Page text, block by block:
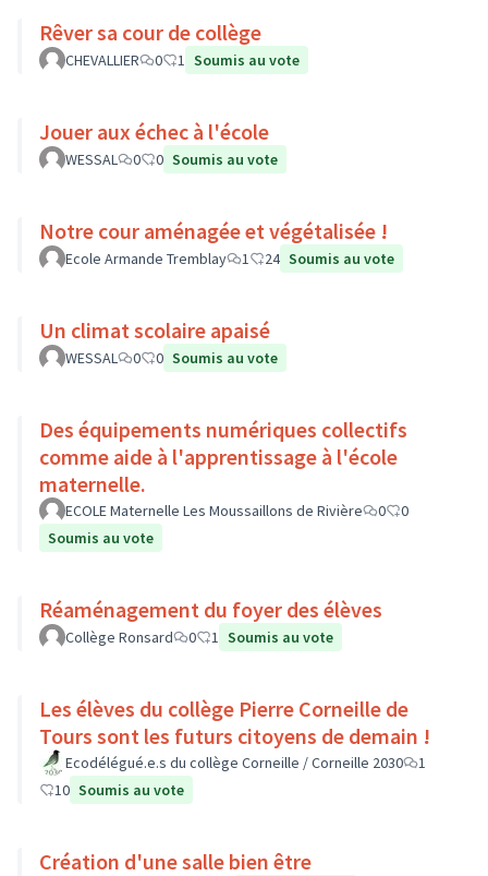
Rêver sa cour de collège
CHEVALLIER 0 1 Soumis au vote
Jouer aux échec à l'école
WESSAL 0 0 Soumis au vote
Notre cour aménagée et végétalisée !
Ecole Armande Tremblay 1 24 Soumis au vote
Un climat scolaire apaisé
WESSAL 0 0 Soumis au vote
Des équipements numériques collectifs
comme aide à l'apprentissage à l'école
maternelle.
ECOLE Maternelle Les Moussaillons de Rivière 0
0
Soumis au vote
Réaménagement du foyer des élèves
Collège Ronsard 0 1 Soumis au vote
Les élèves du collège Pierre Corneille de
Tours sont les futurs citoyens de demain !
Ecodélégué.e.s du collège Corneille / Corneille 2030
1
10 Soumis au vote
Création d'une salle bien être